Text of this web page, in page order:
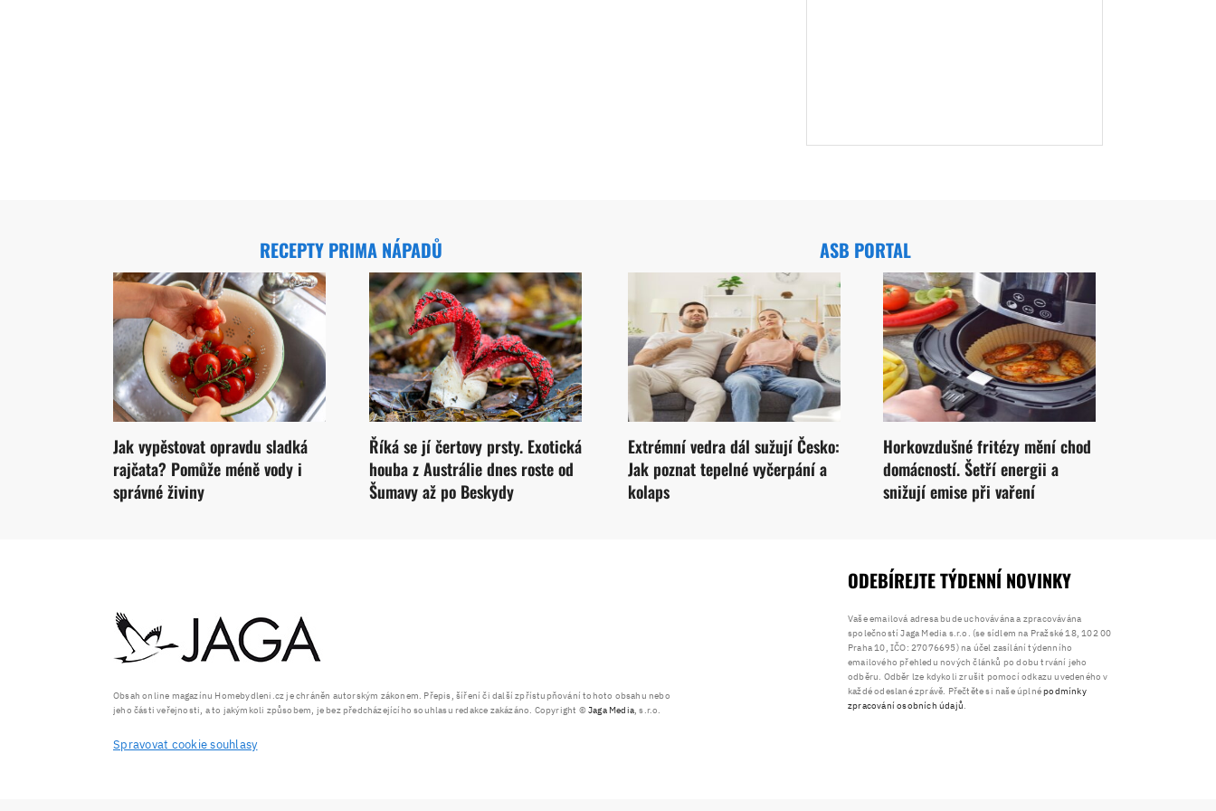
RECEPTY PRIMA NÁPADŮ
Jak vypěstovat opravdu sladká
rajčata? Pomůže méně vody i
správné živiny
Říká se jí čertovy prsty. Exotická
houba z Austrálie dnes roste od
Šumavy až po Beskydy
ASB PORTAL
Extrémní vedra dál sužují Česko:
Jak poznat tepelné vyčerpání a
kolaps
Horkovzdušné fritézy mění chod
domácností. Šetří energii a
snižují emise při vaření
Obsah online magazínu Homebydleni.cz je chráněn autorským zákonem. Přepis, šíření či další zpřístupňování tohoto obsahu nebo
jeho části veřejnosti, a to jakýmkoli způsobem, je bez předcházejícího souhlasu redakce zakázáno. Copyright ©Jaga Media, s.r.o.
Spravovat cookie souhlasy
ODEBÍREJTE TÝDENNÍ NOVINKY
Vaše emailová adresa bude uchovávána a zpracovávána
společností Jaga Media s.r.o. (se sídlem na Pražské 18, 102 00
Praha 10, IČO: 27076695) na účel zasílání týdenního
emailového přehledu nových článků po dobu trvání jeho
odběru. Odběr lze kdykoli zrušit pomocí odkazu uvedeného v
každé odeslané zprávě. Přečtěte si naše úplnépodmínky
zpracování osobních údajů.